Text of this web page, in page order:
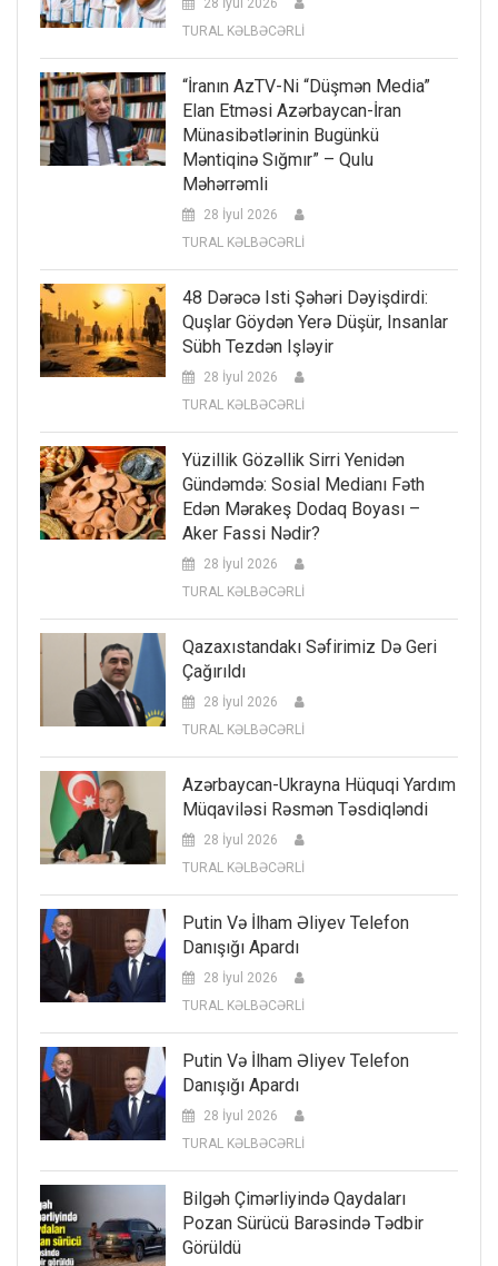
28 İyul 2026
TURAL KƏLBƏCƏRLİ
“İranın AzTV-Ni “düşmən Media”
Elan Etməsi Azərbaycan-İran
Münasibətlərinin Bugünkü
Məntiqinə Sığmır” – Qulu
Məhərrəmli
28 İyul 2026
TURAL KƏLBƏCƏRLİ
48 Dərəcə Isti Şəhəri Dəyişdirdi:
Quşlar Göydən Yerə Düşür, Insanlar
Sübh Tezdən Işləyir
28 İyul 2026
TURAL KƏLBƏCƏRLİ
Yüzillik Gözəllik Sirri Yenidən
Gündəmdə: Sosial Medianı Fəth
Edən Mərakeş Dodaq Boyası –
Aker Fassi Nədir?
28 İyul 2026
TURAL KƏLBƏCƏRLİ
Qazaxıstandakı Səfirimiz Də Geri
Çağırıldı
28 İyul 2026
TURAL KƏLBƏCƏRLİ
Azərbaycan-Ukrayna Hüquqi Yardım
Müqaviləsi Rəsmən Təsdiqləndi
28 İyul 2026
TURAL KƏLBƏCƏRLİ
Putin Və İlham Əliyev Telefon
Danışığı Apardı
28 İyul 2026
TURAL KƏLBƏCƏRLİ
Putin Və İlham Əliyev Telefon
Danışığı Apardı
28 İyul 2026
TURAL KƏLBƏCƏRLİ
Bilgəh Çimərliyində Qaydaları
Pozan Sürücü Barəsində Tədbir
Görüldü